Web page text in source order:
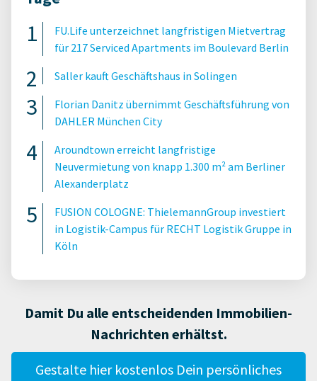
FU.Life unterzeichnet langfristigen Mietvertrag
für 217 Serviced Apartments im Boulevard Berlin
Saller kauft Geschäftshaus in Solingen
Florian Danitz übernimmt Geschäftsführung von
DAHLER München City
Aroundtown erreicht langfristige
Neuvermietung von knapp 1.300 m² am Berliner
Alexanderplatz
FUSION COLOGNE: ThielemannGroup investiert
in Logistik-Campus für RECHT Logistik Gruppe in
Köln
Damit Du alle entscheidenden Immobilien-
Nachrichten erhältst.
Gestalte hier kostenlos Dein persönliches